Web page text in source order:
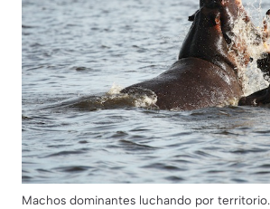
Machos dominantes luchando por territorio.